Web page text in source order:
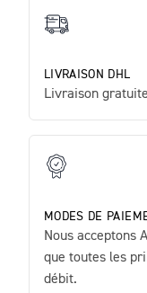
LIVRAISON DHL
Livraison
MODES DE
Nous acceptons
que toutes les
débit.